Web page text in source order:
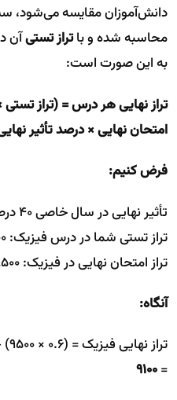
دانش‌آموزان مقایسه می‌شود،
محاسبه شده و باتراز تستیآن
به این صورت است:
تراز نهایی هر درس = (تراز
امتحان نهایی × درصد تأثیر
فرض کنیم:
تأثیر نهایی در سال خاصی ۴۰ درصد و تستی ۶۰ درصد باشد.
تراز تستی شما در درس فیزیک: ۹۵۰۰
تراز امتحان نهایی در فیزیک: ۸۵۰۰
آنگاه:
=۹۱۰۰